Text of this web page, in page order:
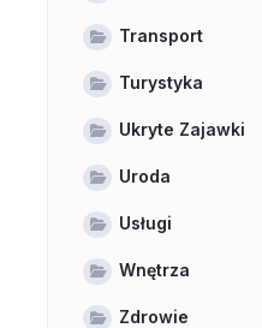
Transport
Turystyka
Ukryte Zajawki
Uroda
Usługi
Wnętrza
Zdrowie